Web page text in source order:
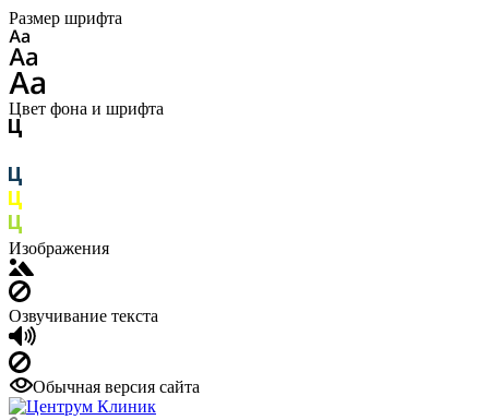
Размер шрифта
Цвет фона и шрифта
Изображения
Озвучивание текста
Обычная версия сайта